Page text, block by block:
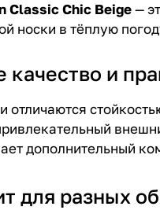
Classic Chic Beige—
носки в тёплую
качество и
отличаются
дополнительный
для разных